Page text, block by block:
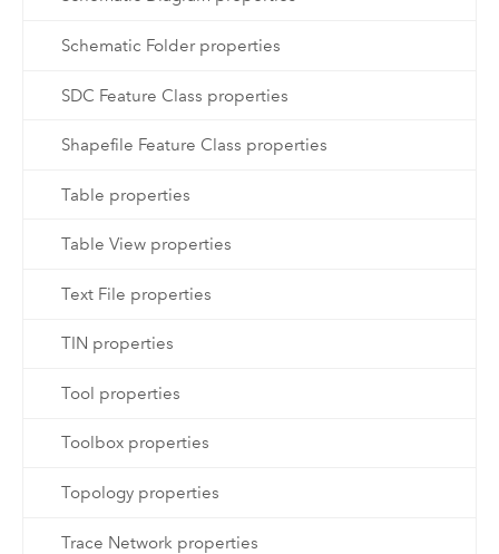
Schematic Folder properties
SDC Feature Class properties
Shapefile Feature Class properties
Table properties
Table View properties
Text File properties
TIN properties
Tool properties
Toolbox properties
Topology properties
Trace Network properties